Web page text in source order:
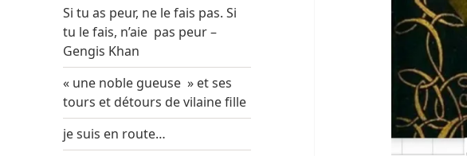
Si tu as peur, ne le fais pas. Si
tu le fais, n’aie pas peur –
Gengis Khan
« une noble gueuse » et ses
tours et détours de vilaine fille
je suis en route…